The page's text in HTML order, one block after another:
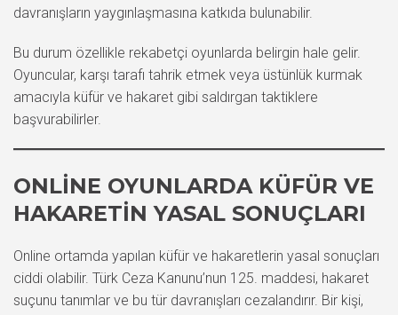
davranışların yaygınlaşmasına katkıda bulunabilir.
Bu durum özellikle rekabetçi oyunlarda belirgin hale gelir.
Oyuncular, karşı tarafı tahrik etmek veya üstünlük kurmak
amacıyla küfür ve hakaret gibi saldırgan taktiklere
başvurabilirler.
ONLINE OYUNLARDA KÜFÜR VE
HAKARETIN YASAL SONUÇLARI
Online ortamda yapılan küfür ve hakaretlerin yasal sonuçları
ciddi olabilir. Türk Ceza Kanunu’nun 125. maddesi, hakaret
suçunu tanımlar ve bu tür davranışları cezalandırır. Bir kişi,